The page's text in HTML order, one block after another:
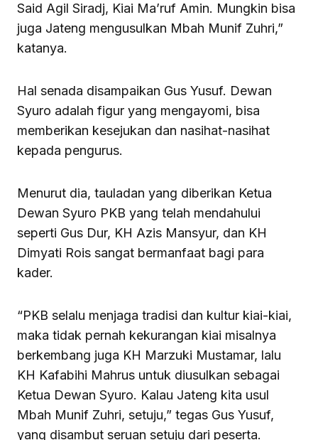
Said Agil Siradj, Kiai Ma’ruf Amin. Mungkin bisa
juga Jateng mengusulkan Mbah Munif Zuhri,”
katanya.
Hal senada disampaikan Gus Yusuf. Dewan
Syuro adalah figur yang mengayomi, bisa
memberikan kesejukan dan nasihat-nasihat
kepada pengurus.
Menurut dia, tauladan yang diberikan Ketua
Dewan Syuro PKB yang telah mendahului
seperti Gus Dur, KH Azis Mansyur, dan KH
Dimyati Rois sangat bermanfaat bagi para
kader.
“PKB selalu menjaga tradisi dan kultur kiai-kiai,
maka tidak pernah kekurangan kiai misalnya
berkembang juga KH Marzuki Mustamar, lalu
KH Kafabihi Mahrus untuk diusulkan sebagai
Ketua Dewan Syuro. Kalau Jateng kita usul
Mbah Munif Zuhri, setuju,” tegas Gus Yusuf,
yang disambut seruan setuju dari peserta.